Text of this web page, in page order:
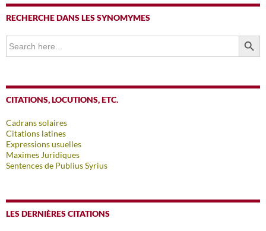
RECHERCHE DANS LES SYNOMYMES
Search
for:
SEARCH
CITATIONS, LOCUTIONS, ETC.
Cadrans solaires
Citations latines
Expressions usuelles
Maximes Juridiques
Sentences de Publius Syrius
LES DERNIÈRES CITATIONS